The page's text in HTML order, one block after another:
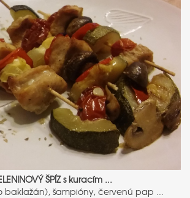
ŠPÍZ s kuracím ...
baklažán), šampióny, červenú pap ...